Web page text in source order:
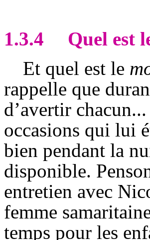
1.3.4
Quel est
Et quel est le
rappelle que
d’avertir
occasions qui lui
bien pendant la
disponible.
entretien avec
femme
temps pour les